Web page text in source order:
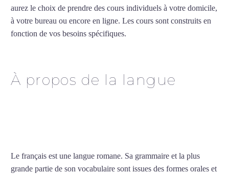
aurez le choix de prendre des cours individuels à votre domicile,
à votre bureau ou encore en ligne. Les cours sont construits en
fonction de vos besoins spécifiques.
À propos de la langue
Le français est une langue romane. Sa grammaire et la plus
grande partie de son vocabulaire sont issues des formes orales et